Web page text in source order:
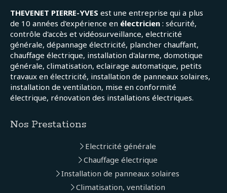
THEVENET PIERRE-YVES est une entreprise qui a plus
de 10 années d'expérience en électricien : sécurité,
contrôle d'accès et vidéosurveillance, electricité
générale, dépannage électricité, plancher chauffant,
chauffage électrique, installation d'alarme, domotique
générale, climatisation, eclairage automatique, petits
travaux en électricité, installation de panneaux solaires,
installation de ventilation, mise en conformité
électrique, rénovation des installations électriques.
Nos Prestations
Electricité générale
Chauffage électrique
Installation de panneaux solaires
Climatisation, ventilation